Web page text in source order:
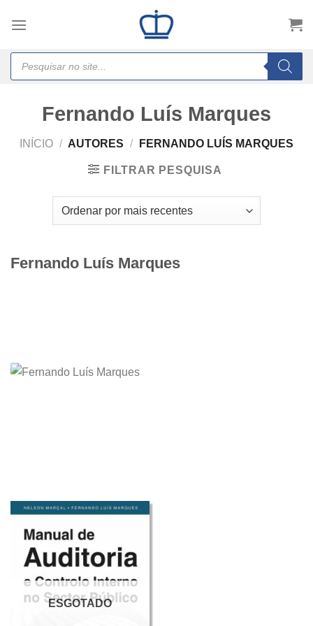
Products
search
Fernando Luís Marques
INÍCIO / AUTORES / FERNANDO LUÍS MARQUES
FILTRAR PESQUISA
Fernando Luís Marques
ESGOTADO